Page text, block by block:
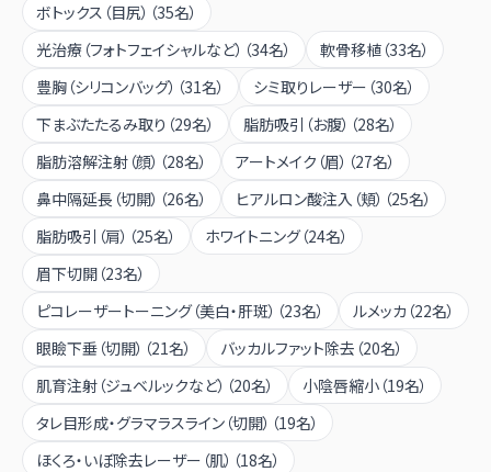
ボトックス（目尻） （35名）
光治療（フォトフェイシャルなど） （34名） 軟骨移植 （33名）
豊胸（シリコンバッグ） （31名） シミ取りレーザー （30名）
下まぶたたるみ取り （29名） 脂肪吸引（お腹） （28名）
脂肪溶解注射（顔） （28名） アートメイク（眉） （27名）
鼻中隔延長（切開） （26名） ヒアルロン酸注入（頬） （25名）
脂肪吸引（肩） （25名） ホワイトニング（24名）
眉下切開 （23名）
ピコレーザートーニング（美白・肝斑） （23名） ルメッカ （22名）
眼瞼下垂（切開） （21名） バッカルファット除去 （20名）
肌育注射（ジュベルックなど） （20名） 小陰唇縮小 （19名）
タレ目形成・グラマラスライン（切開） （19名）
ほくろ・いぼ除去レーザー（肌） （18名）